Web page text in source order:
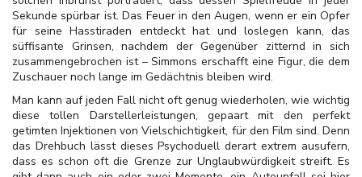
Sekunde spürbar ist. Das Feuer in den Augen, wenn er ein Opfer
für seine Hasstiraden entdeckt hat und loslegen kann, das
süffisante Grinsen, nachdem der Gegenüber zitternd in sich
zusammengebrochen ist – Simmons erschafft eine Figur, die dem
Zuschauer noch lange im Gedächtnis bleiben wird.
Man kann auf jeden Fall nicht oft genug wiederholen, wie wichtig
diese tollen Darstellerleistungen, gepaart mit den perfekt
getimten Injektionen von Vielschichtigkeit, für den Film sind. Denn
das Drehbuch lässt dieses Psychoduell derart extrem ausufern,
dass es schon oft die Grenze zur Unglaubwürdigkeit streift. Es